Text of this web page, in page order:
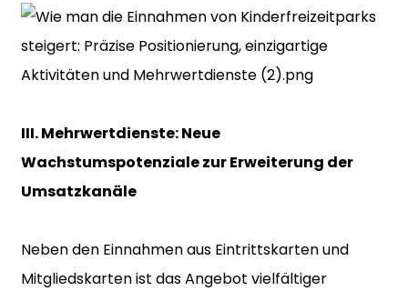
III. Mehrwertdienste: Neue
Wachstumspotenziale zur Erweiterung der
Umsatzkanäle
Neben den Einnahmen aus Eintrittskarten und
Mitgliedskarten ist das Angebot vielfältiger